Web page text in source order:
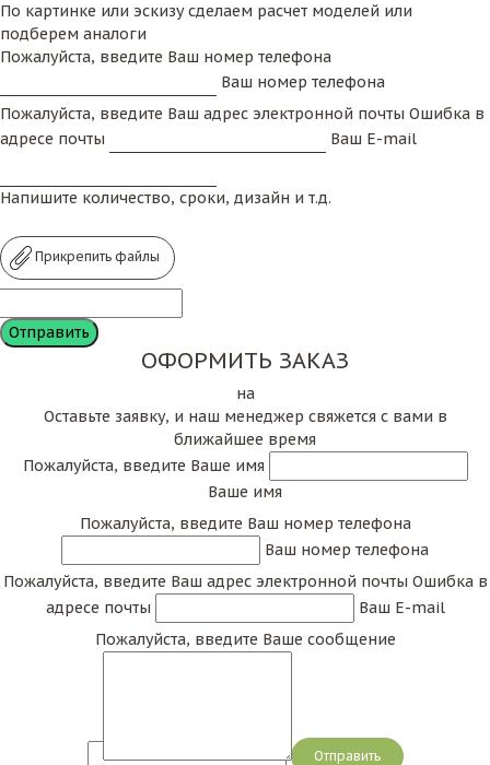
По картинке или эскизу сделаем расчет моделей или
подберем аналоги
Пожалуйста, введите Ваш номер телефона
Ваш номер телефона
Пожалуйста, введите Ваш адрес электронной почты Ошибка в
адресе почты
Ваш E-mail
Напишите количество, сроки, дизайн и т.д.
Прикрепить файлы
ОФОРМИТЬ ЗАКАЗ
на
Оставьте заявку, и наш менеджер свяжется с вами в
ближайшее время
Пожалуйста, введите Ваше имя
Ваше имя
Пожалуйста, введите Ваш номер телефона
Ваш номер телефона
Пожалуйста, введите Ваш адрес электронной почты Ошибка в
адресе почты
Ваш E-mail
Пожалуйста, введите Ваше сообщение
Сообщение